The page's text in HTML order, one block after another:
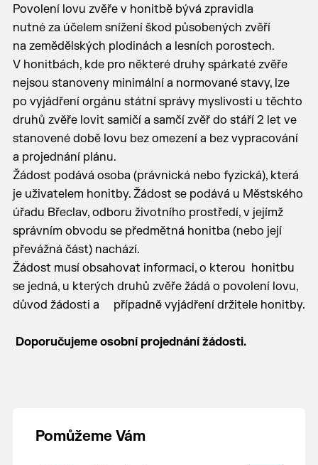
Povolení lovu zvěře v honitbě bývá zpravidla
nutné za účelem snížení škod působených zvěří
na zemědělských plodinách a lesních porostech.
V honitbách, kde pro některé druhy spárkaté zvěře
nejsou stanoveny minimální a normované stavy, lze
po vyjádření orgánu státní správy myslivosti u těchto
druhů zvěře lovit samičí a samčí zvěř do stáří 2 let ve
stanovené době lovu bez omezení a bez vypracování
a projednání plánu.
Žádost podává osoba (právnická nebo fyzická), která
je uživatelem honitby. Žádost se podává u Městského
úřadu Břeclav, odboru životního prostředí, v jejímž
správním obvodu se předmětná honitba (nebo její
převážná část) nachází.
Žádost musí obsahovat informaci, o kterou honitbu
se jedná, u kterých druhů zvěře žádá o povolení lovu,
důvod žádosti a případně vyjádření držitele honitby.
Doporučujeme osobní projednání žádosti.
Pomůžeme Vám